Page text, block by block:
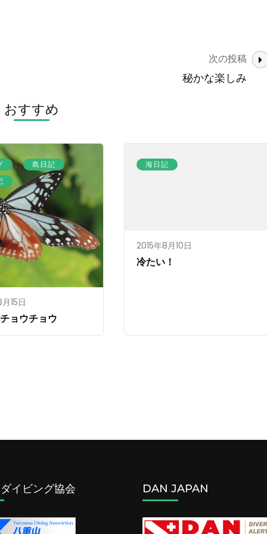
次の投稿
秘かな楽しみ
おすすめ
、 島日記 、
15日
ョウチョウ
海日記
2015年8月10日
冷たい！
イビング協会 DAN JAPAN